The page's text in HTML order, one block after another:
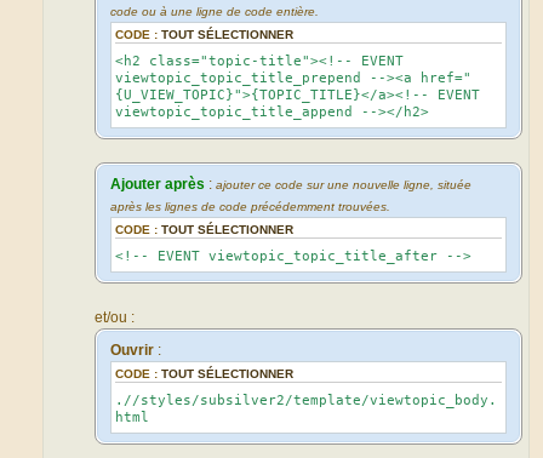
code ou à une ligne de code entière.
CODE :TOUT SÉLECTIONNER
<h2 class="topic-title"><!-- EVENT
viewtopic_topic_title_prepend --><a href="
{U_VIEW_TOPIC}">{TOPIC_TITLE}</a><!-- EVENT
viewtopic_topic_title_append --></h2>
Ajouter après :ajouter ce code sur une nouvelle ligne, située
après les lignes de code précédemment trouvées.
CODE :TOUT SÉLECTIONNER
<!-- EVENT viewtopic_topic_title_after -->
et/ou :
Ouvrir :
CODE :TOUT SÉLECTIONNER
.//styles/subsilver2/template/viewtopic_body.
html